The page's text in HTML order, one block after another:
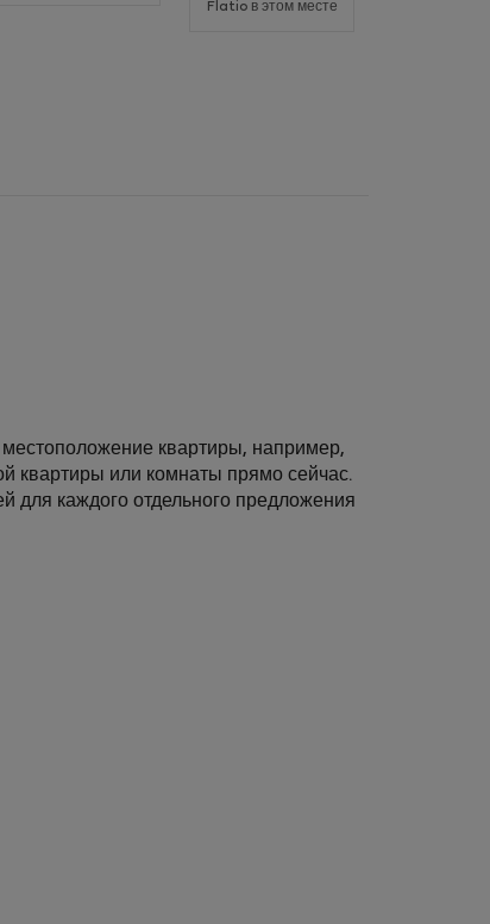
Flatio в этом месте
местоположение квартиры, например,
квартиры или комнаты прямо сейчас.
для каждого отдельного предложения